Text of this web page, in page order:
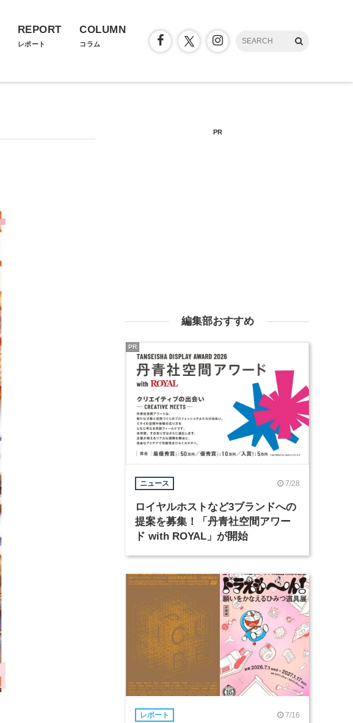
REPORT
レポート
COLUMN
コラム
PR
編集部おすすめ
ニュース 7/28
ロイヤルホストなど3ブランドへの
提案を募集！「丹青社空間アワー
ド with ROYAL」が開始
PR
レポート 7/16